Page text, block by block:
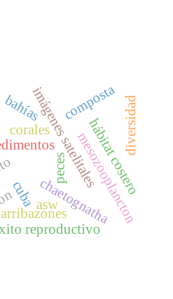
imágenes satelitales
cuba mesozooplancton
chaetognatha
hábitat costero
diversidad
corales
peces
composta
arribazones
asw
reproductivo
bahías